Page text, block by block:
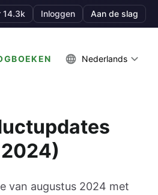
14.3k Inloggen Aan de slag
Nederlands
van augustus 2024 met